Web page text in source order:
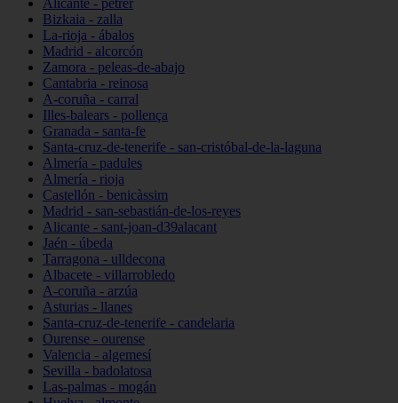
Alicante - petrer
Bizkaia - zalla
La-rioja - ábalos
Madrid - alcorcón
Zamora - peleas-de-abajo
Cantabria - reinosa
A-coruña - carral
Illes-balears - pollença
Granada - santa-fe
Santa-cruz-de-tenerife - san-cristóbal-de-la-laguna
Almería - padules
Almería - rioja
Castellón - benicàssim
Madrid - san-sebastián-de-los-reyes
Alicante - sant-joan-d39alacant
Jaén - úbeda
Tarragona - ulldecona
Albacete - villarrobledo
A-coruña - arzúa
Asturias - llanes
Santa-cruz-de-tenerife - candelaria
Ourense - ourense
Valencia - algemesí
Sevilla - badolatosa
Las-palmas - mogán